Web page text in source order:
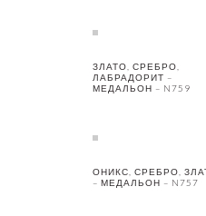
ЗЛАТО, СРЕБРО,
ЛАБРАДОРИТ –
МЕДАЛЬОН – N759
ОНИКС, СРЕБРО,
– МЕДАЛЬОН – N757